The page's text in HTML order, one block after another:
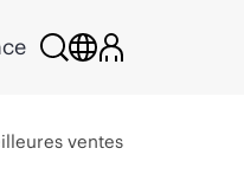
ventes